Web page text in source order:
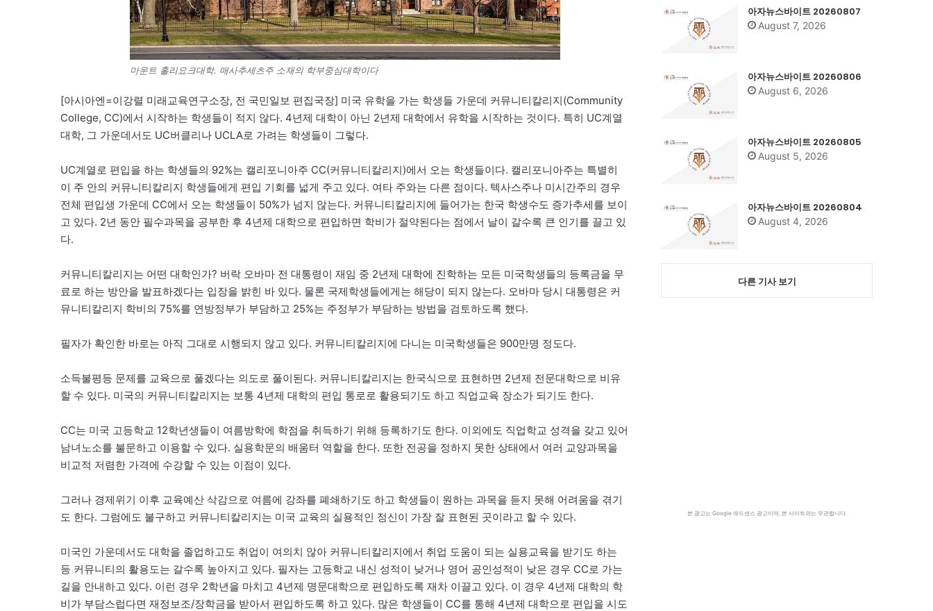
마운트 홀리요크대학. 매사추세츠주 소재의 학부중심대학이다
[아시아엔=이강렬 미래교육연구소장, 전 국민일보 편집국장] 미국 유학을 가는 학생들 가운데 커뮤니티칼리지(Community
College, CC)에서 시작하는 학생들이 적지 않다. 4년제 대학이 아닌 2년제 대학에서 유학을 시작하는 것이다. 특히 UC계열
대학, 그 가운데서도 UC버클리나 UCLA로 가려는 학생들이 그렇다.
UC계열로 편입을 하는 학생들의 92%는 캘리포니아주 CC(커뮤니티칼리지)에서 오는 학생들이다. 캘리포니아주는 특별히
이 주 안의 커뮤니티칼리지 학생들에게 편입 기회를 넓게 주고 있다. 여타 주와는 다른 점이다. 텍사스주나 미시간주의 경우
전체 편입생 가운데 CC에서 오는 학생들이 50%가 넘지 않는다. 커뮤니티칼리지에 들어가는 한국 학생수도 증가추세를 보이
고 있다. 2년 동안 필수과목을 공부한 후 4년제 대학으로 편입하면 학비가 절약된다는 점에서 날이 갈수록 큰 인기를 끌고 있
다.
커뮤니티칼리지는 어떤 대학인가? 버락 오바마 전 대통령이 재임 중 2년제 대학에 진학하는 모든 미국학생들의 등록금을 무
료로 하는 방안을 발표하겠다는 입장을 밝힌 바 있다. 물론 국제학생들에게는 해당이 되지 않는다. 오바마 당시 대통령은 커
뮤니티칼리지 학비의 75%를 연방정부가 부담하고 25%는 주정부가 부담하는 방법을 검토하도록 했다.
필자가 확인한 바로는 아직 그대로 시행되지 않고 있다. 커뮤니티칼리지에 다니는 미국학생들은 900만명 정도다.
소득불평등 문제를 교육으로 풀겠다는 의도로 풀이된다. 커뮤니티칼리지는 한국식으로 표현하면 2년제 전문대학으로 비유
할 수 있다. 미국의 커뮤니티칼리지는 보통 4년제 대학의 편입 통로로 활용되기도 하고 직업교육 장소가 되기도 한다.
CC는 미국 고등학교 12학년생들이 여름방학에 학점을 취득하기 위해 등록하기도 한다. 이외에도 직업학교 성격을 갖고 있어
남녀노소를 불문하고 이용할 수 있다. 실용학문의 배움터 역할을 한다. 또한 전공을 정하지 못한 상태에서 여러 교양과목을
비교적 저렴한 가격에 수강할 수 있는 이점이 있다.
그러나 경제위기 이후 교육예산 삭감으로 여름에 강좌를 폐쇄하기도 하고 학생들이 원하는 과목을 듣지 못해 어려움을 겪기
도 한다. 그럼에도 불구하고 커뮤니티칼리지는 미국 교육의 실용적인 정신이 가장 잘 표현된 곳이라고 할 수 있다.
미국인 가운데서도 대학을 졸업하고도 취업이 여의치 않아 커뮤니티칼리지에서 취업 도움이 되는 실용교육을 받기도 하는
등 커뮤니티의 활용도는 갈수록 높아지고 있다. 필자는 고등학교 내신 성적이 낮거나 영어 공인성적이 낮은 경우 CC로 가는
길을 안내하고 있다. 이런 경우 2학년을 마치고 4년제 명문대학으로 편입하도록 재차 이끌고 있다. 이 경우 4년제 대학의 학
비가 부담스럽다면 재정보조/장학금을 받아서 편입하도록 하고 있다. 많은 학생들이 CC를 통해 4년제 대학으로 편입을 시도
아자뉴스바이트 20260807
August 7, 2026
아자뉴스바이트 20260806
August 6, 2026
아자뉴스바이트 20260805
August 5, 2026
아자뉴스바이트 20260804
August 4, 2026
다른 기사 보기
본 광고는 Google 애드센스 광고이며, 본 사이트와는 무관합니다.